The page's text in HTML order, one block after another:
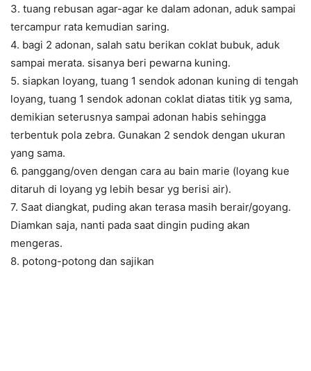
3. tuang rebusan agar-agar ke dalam adonan, aduk sampai
tercampur rata kemudian saring.
4. bagi 2 adonan, salah satu berikan coklat bubuk, aduk
sampai merata. sisanya beri pewarna kuning.
5. siapkan loyang, tuang 1 sendok adonan kuning di tengah
loyang, tuang 1 sendok adonan coklat diatas titik yg sama,
demikian seterusnya sampai adonan habis sehingga
terbentuk pola zebra. Gunakan 2 sendok dengan ukuran
yang sama.
6. panggang/oven dengan cara au bain marie (loyang kue
ditaruh di loyang yg lebih besar yg berisi air).
7. Saat diangkat, puding akan terasa masih berair/goyang.
Diamkan saja, nanti pada saat dingin puding akan
mengeras.
8. potong-potong dan sajikan